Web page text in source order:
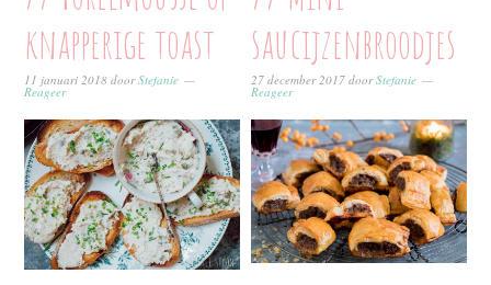
knapperige toast
11 januari 2018 doorStefanie
Reageer
saucijzenbroodjes
27 december 2017 doorStefanie
Reageer